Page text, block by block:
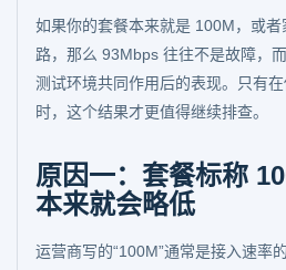
如果你的套餐本来就是 100M，或
路，那么 93Mbps 往往不是故障，
测试环境共同作用后的表现。只有
时，这个结果才更值得继续排查。
原因一：套餐标称
本来就会略低
运营商写的“100M”通常是接入速率